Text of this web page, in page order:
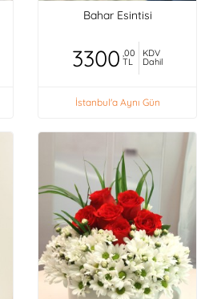
Bahar Esintisi
3300 ,00
TL
KDV
Dahil
İstanbul'a Aynı Gün